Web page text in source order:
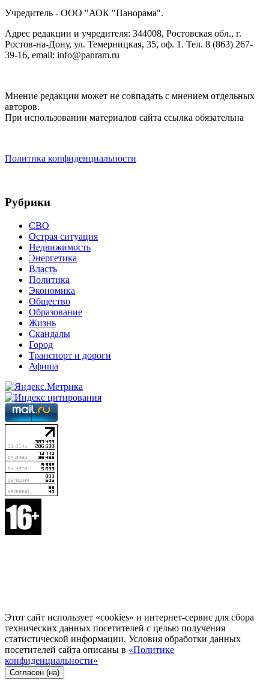
Учредитель - ООО "АОК "Панорама".
Адрес редакции и учредителя: 344008, Ростовская обл., г.
Ростов-на-Дону, ул. Темерницкая, 35, оф. 1. Тел. 8 (863) 267-
39-16, email: info@panram.ru
Мнение редакции может не совпадать с мнением отдельных
авторов.
При использовании материалов сайта ссылка обязательна
Политика конфиденциальности
Рубрики
СВО
Острая ситуация
Недвижимость
Энергетика
Власть
Политика
Экономика
Общество
Образование
Жизнь
Скандалы
Город
Транспорт и дороги
Афиша
Этот сайт использует «cookies» и интернет-сервис для сбора
технических данных посетителей с целью получения
статистической информации. Условия обработки данных
посетителей сайта описаны в «Политике
конфиденциальности»
Согласен (на)